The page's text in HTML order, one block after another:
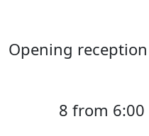
Opening
8 from 6:00